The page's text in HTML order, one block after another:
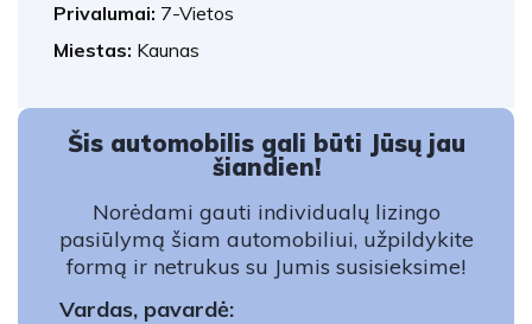
Privalumai: 7-Vietos
Miestas: Kaunas
Šis automobilis gali būti Jūsų jau
šiandien!
Norėdami gauti individualų lizingo
pasiūlymą šiam automobiliui, užpildykite
formą ir netrukus su Jumis susisieksime!
Vardas, pavardė: